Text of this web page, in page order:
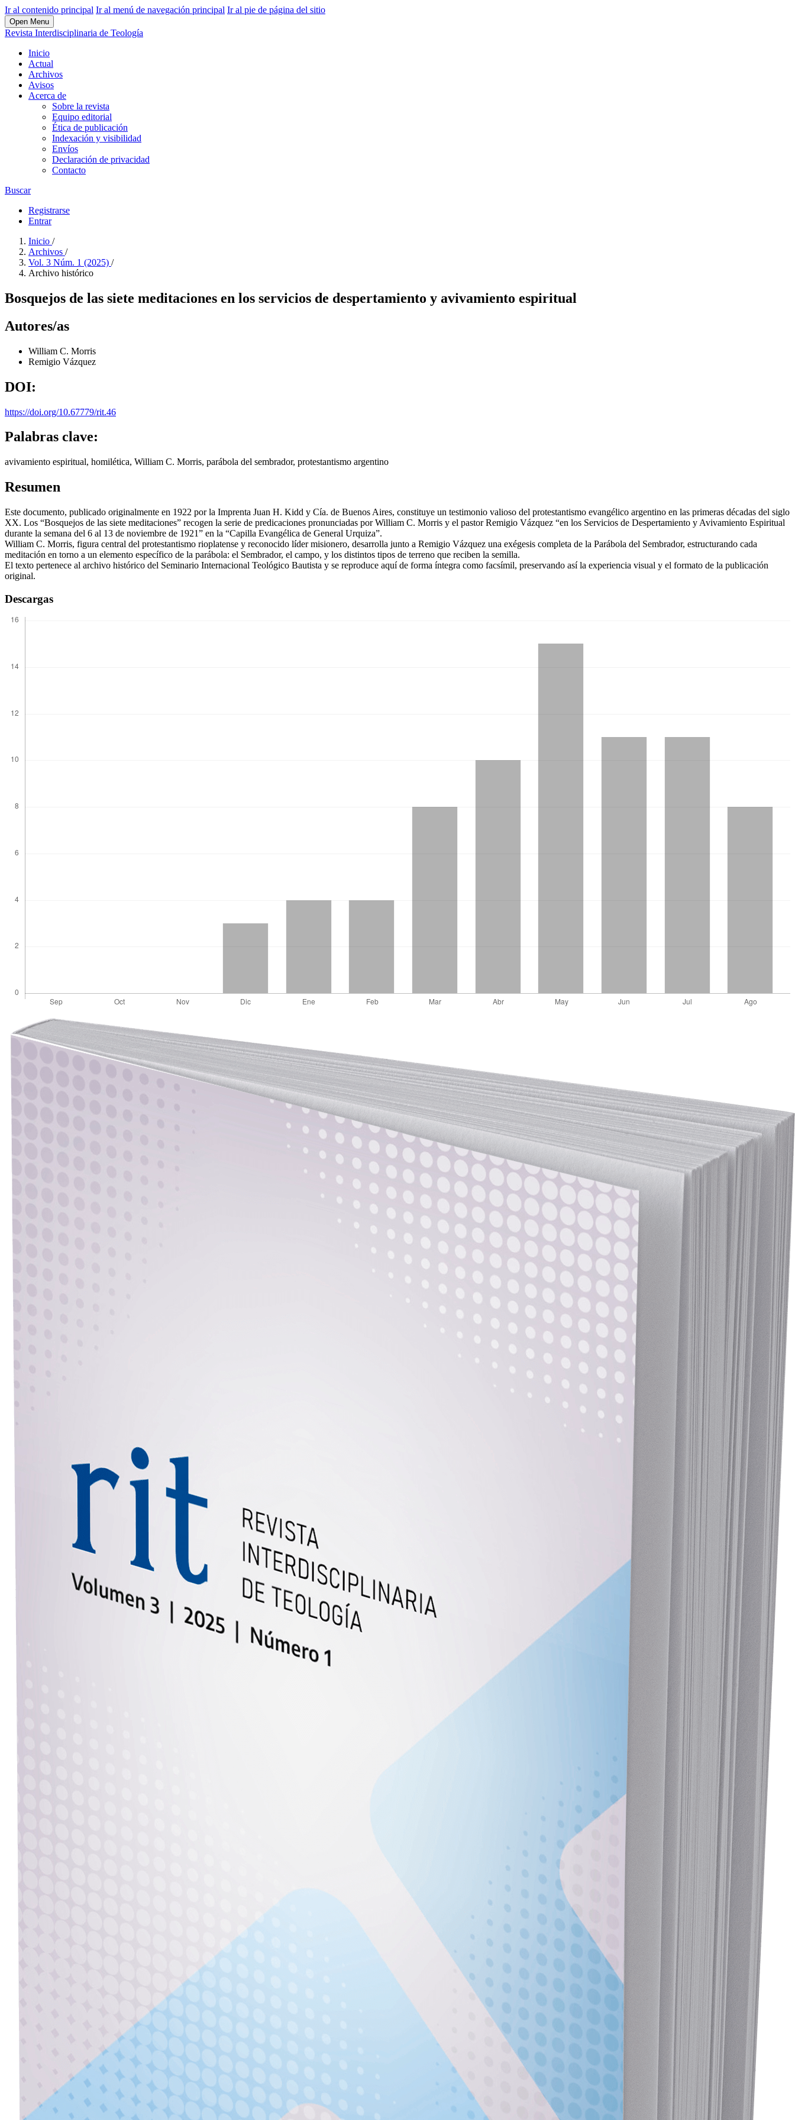
Ir al contenido principal Ir al menú de navegación principal Ir al pie de página del sitio
Open Menu
Revista Interdisciplinaria de Teología
Inicio
Actual
Archivos
Avisos
Acerca de
Sobre la revista
Equipo editorial
Ética de publicación
Indexación y visibilidad
Envíos
Declaración de privacidad
Contacto
Buscar
Registrarse
Entrar
Inicio /
Archivos /
Vol. 3 Núm. 1 (2025) /
Archivo histórico
Bosquejos de las siete meditaciones en los servicios de despertamiento y avivamiento espiritual
Autores/as
William C. Morris
Remigio Vázquez
DOI:
https://doi.org/10.67779/rit.46
Palabras clave:
avivamiento espiritual, homilética, William C. Morris, parábola del sembrador, protestantismo argentino
Resumen
Este documento, publicado originalmente en 1922 por la Imprenta Juan H. Kidd y Cía. de Buenos Aires, constituye un testimonio valioso del protestantismo evangélico argentino en las primeras décadas del siglo
XX. Los “Bosquejos de las siete meditaciones” recogen la serie de predicaciones pronunciadas por William C. Morris y el pastor Remigio Vázquez “en los Servicios de Despertamiento y Avivamiento Espiritual
durante la semana del 6 al 13 de noviembre de 1921” en la “Capilla Evangélica de General Urquiza”.
William C. Morris, figura central del protestantismo rioplatense y reconocido líder misionero, desarrolla junto a Remigio Vázquez una exégesis completa de la Parábola del Sembrador, estructurando cada
meditación en torno a un elemento específico de la parábola: el Sembrador, el campo, y los distintos tipos de terreno que reciben la semilla.
El texto pertenece al archivo histórico del Seminario Internacional Teológico Bautista y se reproduce aquí de forma íntegra como facsímil, preservando así la experiencia visual y el formato de la publicación
original.
Descargas